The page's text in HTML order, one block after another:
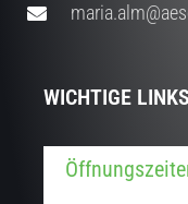
WICHTIGE LINKS